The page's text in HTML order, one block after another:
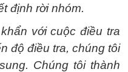
định rời nhóm.
với cuộc điều tra
độ điều tra, chúng tôi
Chúng tôi thành